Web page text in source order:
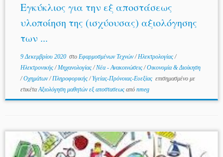
Εγκύκλιος για την εξ αποστάσεως
υλοποίηση της (ισχύουσας) αξιολόγησης
των ...
9 Δεκεμβρίου 2020στο Εφαρμοσμένων Τεχνών/Ηλεκτρολογίας/
Ηλεκτρονικής/Μηχανολογίας/Νέα - Ανακοινώσεις/Οικονομία & Διοίκηση
/Οχημάτων/Πληροφορικής/Υγείας-Πρόνοιας-Ευεξίας επισημασμένο με
ετικέταΑξιολόγηση μαθητών εξ αποστασεως από nmeg